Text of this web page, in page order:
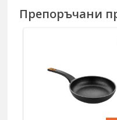
Препоръчани